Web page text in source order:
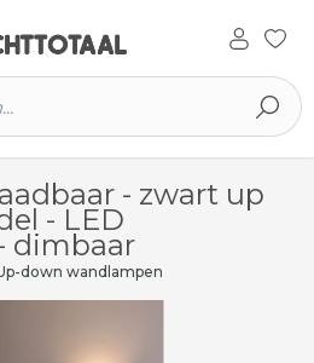
- zwart up
- LED
dimbaar
down wandlampen